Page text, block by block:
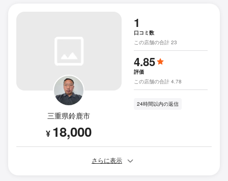
三重県鈴鹿市
¥ 18,000
1
口コミ数
この店舗の合計 23
4.85
評価
この店舗の合計 4.78
24時間以内の返信
さらに表示